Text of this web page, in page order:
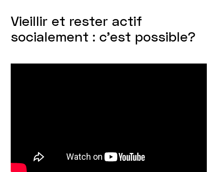
Vieillir et rester actif
socialement : c’est possible?